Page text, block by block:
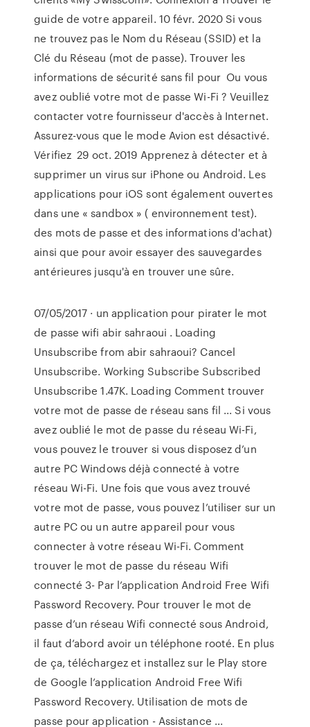
guide de votre appareil. 10 févr. 2020 Si vous
ne trouvez pas le Nom du Réseau (SSID) et la
Clé du Réseau (mot de passe). Trouver les
informations de sécurité sans fil pour Ou vous
avez oublié votre mot de passe Wi-Fi ? Veuillez
contacter votre fournisseur d'accès à Internet.
Assurez-vous que le mode Avion est désactivé.
Vérifiez 29 oct. 2019 Apprenez à détecter et à
supprimer un virus sur iPhone ou Android. Les
applications pour iOS sont également ouvertes
dans une « sandbox » ( environnement test).
des mots de passe et des informations d'achat)
ainsi que pour avoir essayer des sauvegardes
antérieures jusqu'à en trouver une sûre.
07/05/2017 · un application pour pirater le mot
de passe wifi abir sahraoui . Loading
Unsubscribe from abir sahraoui? Cancel
Unsubscribe. Working Subscribe Subscribed
Unsubscribe 1.47K. Loading Comment trouver
votre mot de passe de réseau sans fil ... Si vous
avez oublié le mot de passe du réseau Wi-Fi,
vous pouvez le trouver si vous disposez d’un
autre PC Windows déjà connecté à votre
réseau Wi-Fi. Une fois que vous avez trouvé
votre mot de passe, vous pouvez l’utiliser sur un
autre PC ou un autre appareil pour vous
connecter à votre réseau Wi-Fi. Comment
trouver le mot de passe du réseau Wifi
connecté 3- Par l’application Android Free Wifi
Password Recovery. Pour trouver le mot de
passe d’un réseau Wifi connecté sous Android,
il faut d’abord avoir un téléphone rooté. En plus
de ça, téléchargez et installez sur le Play store
de Google l’application Android Free Wifi
Password Recovery. Utilisation de mots de
passe pour application - Assistance ...